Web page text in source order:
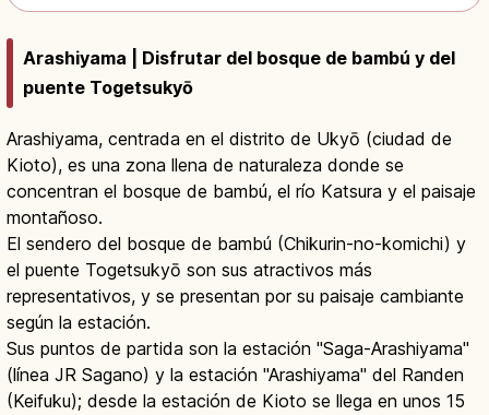
Arashiyama | Disfrutar del bosque de bambú y del
puente Togetsukyō
Arashiyama, centrada en el distrito de Ukyō (ciudad de
Kioto), es una zona llena de naturaleza donde se
concentran el bosque de bambú, el río Katsura y el paisaje
montañoso.
El sendero del bosque de bambú (Chikurin-no-komichi) y
el puente Togetsukyō son sus atractivos más
representativos, y se presentan por su paisaje cambiante
según la estación.
Sus puntos de partida son la estación "Saga-Arashiyama"
(línea JR Sagano) y la estación "Arashiyama" del Randen
(Keifuku); desde la estación de Kioto se llega en unos 15